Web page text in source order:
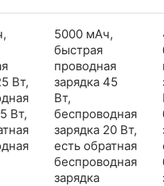
Вт,
Вт,
5000 мАч,
быстрая
проводная
зарядка 45
Вт,
беспроводная
зарядка 20 Вт,
есть обратная
беспроводная
зарядка